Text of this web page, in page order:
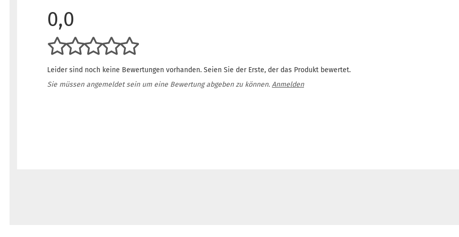
0,0
Leider sind noch keine Bewertungen vorhanden. Seien Sie der Erste, der das Produkt bewertet.
Sie müssen angemeldet sein um eine Bewertung abgeben zu können. Anmelden